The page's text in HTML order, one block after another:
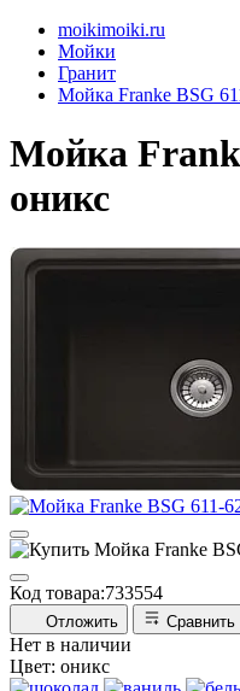
moikimoiki.ru
Мойки
Гранит
Мойка Franke BSG
Мойка
оникс
Код товара:733554
Отложить Сравнить
Нет в наличии
Цвет: оникс